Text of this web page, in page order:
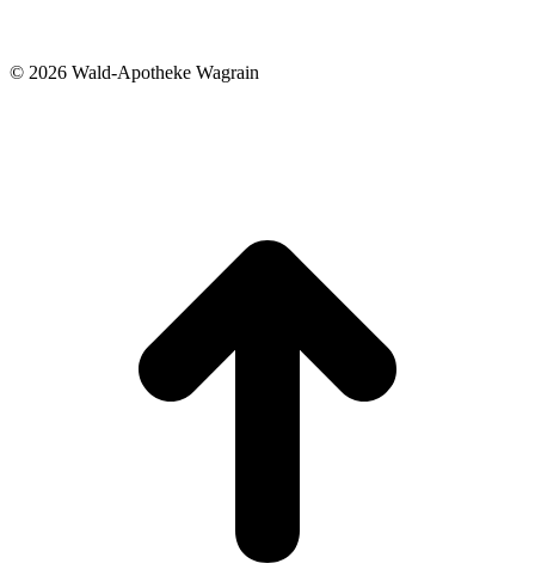
© 2026 Wald-Apotheke Wagrain